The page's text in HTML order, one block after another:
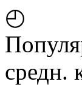
◴
средн.